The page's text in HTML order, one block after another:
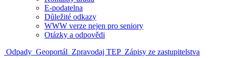
E-podatelna
Důležité odkazy
WWW verze nejen pro seniory
Otázky a odpovědi
Odpady Geoportál Zpravodaj TEP Zápisy ze zastupitelstva